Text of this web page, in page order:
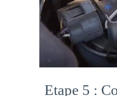
Etape 5 :